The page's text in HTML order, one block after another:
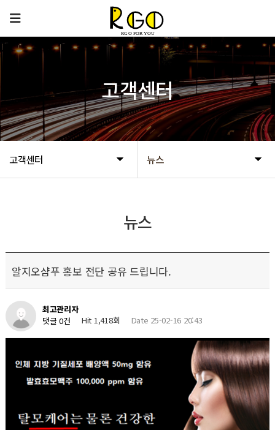
고객센터 뉴스
고객센터
뉴스
알지오샴푸 홍보 전단 공유 드립니다.
최고관리자
댓글 0건
Hit 1,418회 Date 25-02-16 20:43